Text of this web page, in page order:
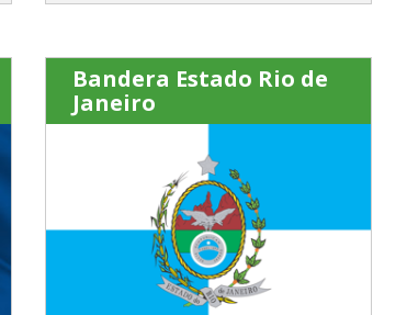
Bandera Estado Rio de
Janeiro